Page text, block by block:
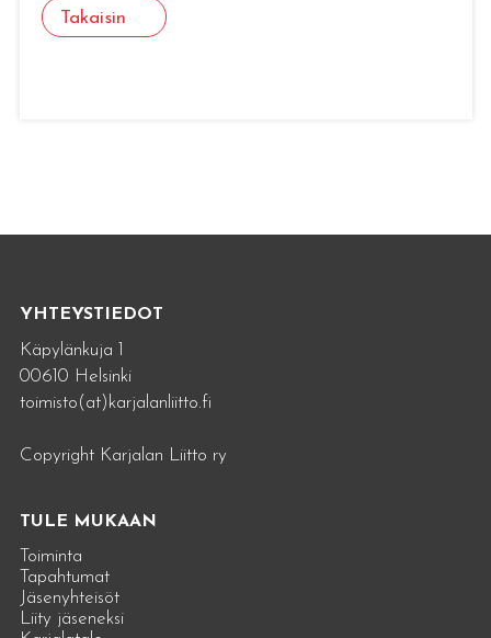
Takaisin
YHTEYSTIEDOT
Käpylänkuja 1
00610 Helsinki
toimisto(at)karjalanliitto.fi
Copyright Karjalan Liitto ry
TULE MUKAAN
Toiminta
Tapahtumat
Jäsenyhteisöt
Liity jäseneksi